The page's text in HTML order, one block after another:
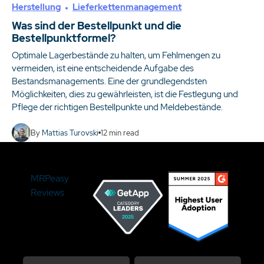
Herstellung Lieferkettenmanagement
Was sind der Bestellpunkt und die
Bestellpunktformel?
Optimale Lagerbestände zu halten, um Fehlmengen zu
vermeiden, ist eine entscheidende Aufgabe des
Bestandsmanagements. Eine der grundlegendsten
Möglichkeiten, dies zu gewährleisten, ist die Festlegung und
Pflege der richtigen Bestellpunkte und Meldebestände.
By Mattias Turovski 12min read
MRPeasy
Reviews